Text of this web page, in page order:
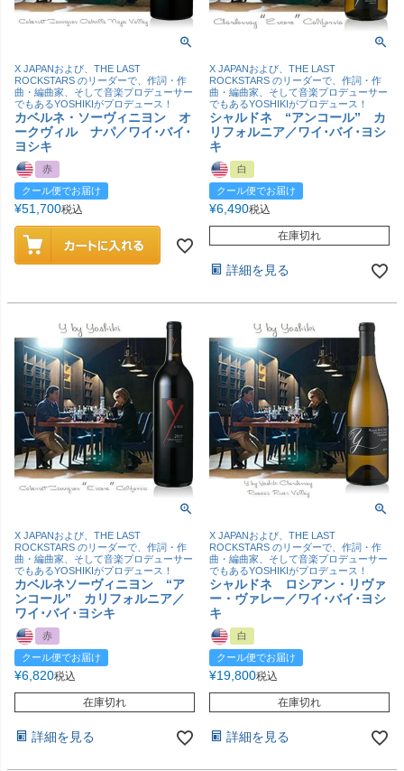
X JAPANおよび、THE LAST
ROCKSTARS のリーダーで、作詞・作
曲・編曲家、そして音楽プロデューサー
でもあるYOSHIKIがプロデュース！
カベルネ・ソーヴィニヨン オ
ークヴィル ナパ／ワイ･バイ･
ヨシキ
赤
クール便でお届け
¥51,700税込
X JAPANおよび、THE LAST
ROCKSTARS のリーダーで、作詞・作
曲・編曲家、そして音楽プロデューサー
でもあるYOSHIKIがプロデュース！
シャルドネ “アンコール” カ
リフォルニア／ワイ･バイ･ヨシ
キ
白
クール便でお届け
¥6,490税込
在庫切れ
詳細を見る
X JAPANおよび、THE LAST
ROCKSTARS のリーダーで、作詞・作
曲・編曲家、そして音楽プロデューサー
でもあるYOSHIKIがプロデュース！
カベルネソーヴィニヨン “ア
ンコール” カリフォルニア／
ワイ･バイ･ヨシキ
赤
クール便でお届け
¥6,820税込
在庫切れ
詳細を見る
X JAPANおよび、THE LAST
ROCKSTARS のリーダーで、作詞・作
曲・編曲家、そして音楽プロデューサー
でもあるYOSHIKIがプロデュース！
シャルドネ ロシアン・リヴァ
ー・ヴァレー／ワイ･バイ･ヨシ
キ
白
クール便でお届け
¥19,800税込
在庫切れ
詳細を見る